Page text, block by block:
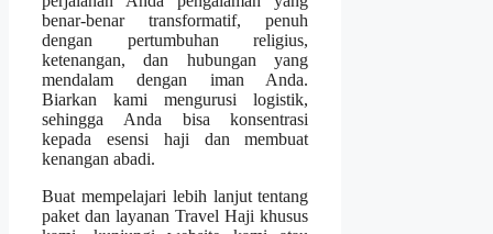
benar-benar transformatif, penuh
dengan pertumbuhan religius,
ketenangan, dan hubungan yang
mendalam dengan iman Anda.
Biarkan kami mengurusi logistik,
sehingga Anda bisa konsentrasi
kepada esensi haji dan membuat
kenangan abadi.
Buat mempelajari lebih lanjut tentang
paket dan layanan Travel Haji khusus